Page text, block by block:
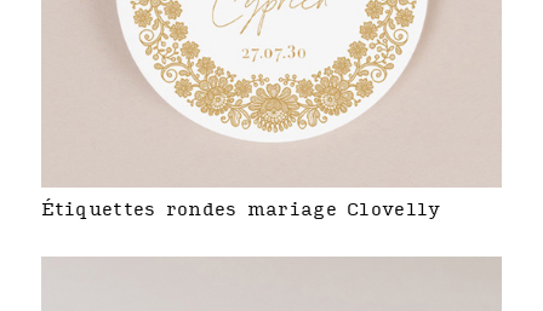
Étiquettes rondes mariage Clovelly